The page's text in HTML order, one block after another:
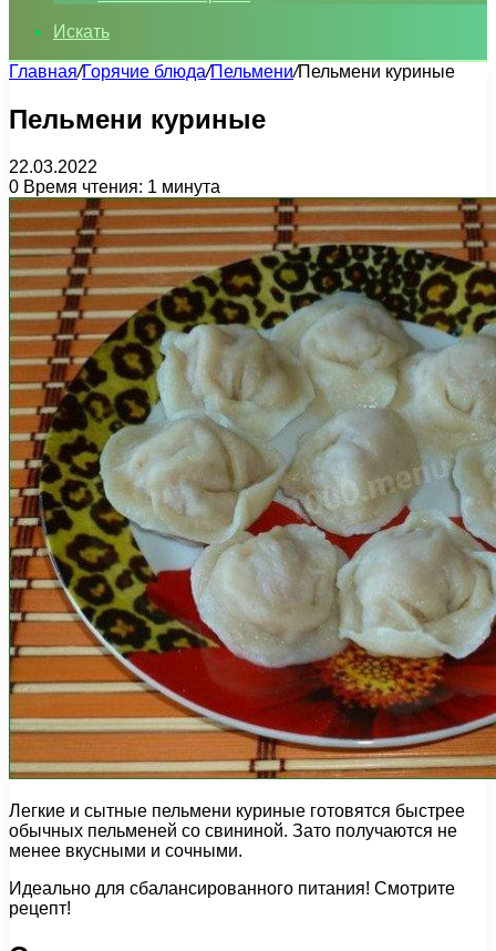
Искать
Главная/Горячие блюда/Пельмени/Пельмени куриные
Пельмени куриные
22.03.2022
0 Время чтения: 1 минута
Легкие и сытные пельмени куриные готовятся быстрее
обычных пельменей со свининой. Зато получаются не
менее вкусными и сочными.
Идеально для сбалансированного питания! Смотрите
рецепт!